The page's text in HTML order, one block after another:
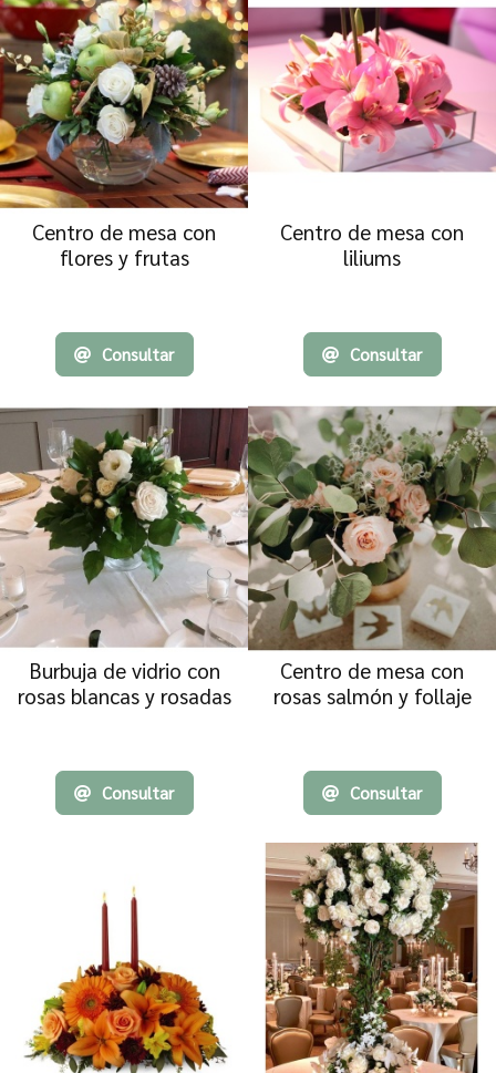
Centro de mesa con
flores y frutas
Consultar
Centro de mesa con
liliums
Consultar
Burbuja de vidrio con
rosas blancas y rosadas
Consultar
Centro de mesa con
rosas salmón y follaje
Consultar